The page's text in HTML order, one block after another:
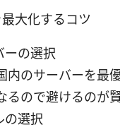
大化するコツ
ーの選択
内のサーバーを最
るので避けるのが賢
の選択